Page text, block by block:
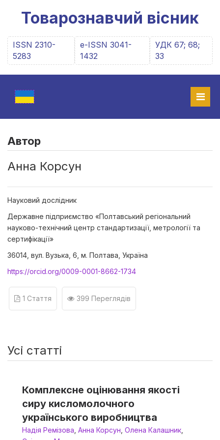
Товарознавчий вісник
ISSN 2310-
5283
e-ISSN 3041-
1432
УДК 67; 68;
33
Автор
Анна Корсун
Науковий дослідник
Державне підприємство «Полтавський регіональний
науково-технічний центр стандартизації, метрології та
сертифікації»
36014, вул. Вузька, 6, м. Полтава, Україна
https://orcid.org/0009-0001-8662-1734
1 Стаття 399 Переглядів
Усі статті
Комплексне оцінювання якості
сиру кисломолочного
українського виробництва
Надія Ремізова Анна Корсун Олена Калашник